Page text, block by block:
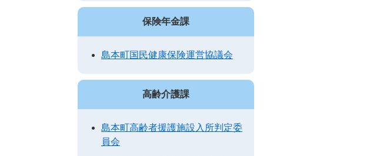
保険年金課
島本町国民健康保険運営協議会
高齢介護課
島本町高齢者援護施設入所判定委
員会